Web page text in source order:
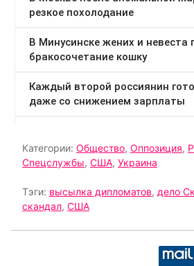
Категории: Общество, Оппозиция,
Спецслужбы, США, Украина
Тэги: высылка дипломатов, дело
скандал, США